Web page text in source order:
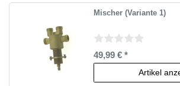
Mischer (Variante 1)
49,99 € *
Artikel